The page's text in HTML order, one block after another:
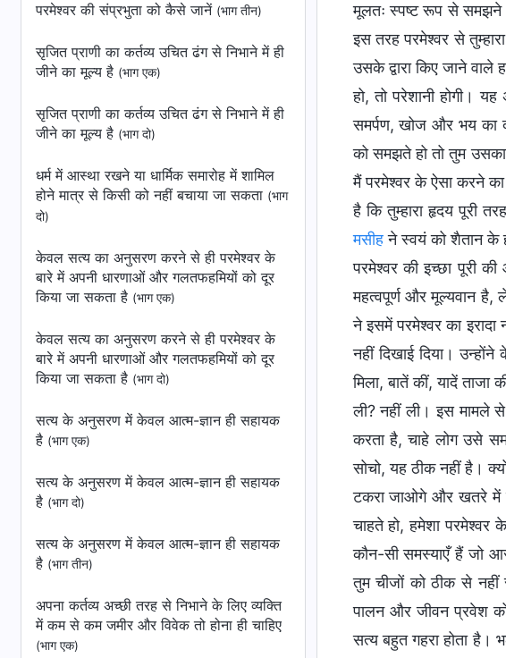
परमेश्वर की संप्रभुता को कैसे जानें (भाग तीन)
सृजित प्राणी का कर्तव्य उचित ढंग से निभाने में ही
जीने का मूल्य है (भाग एक)
सृजित प्राणी का कर्तव्य उचित ढंग से निभाने में ही
जीने का मूल्य है (भाग दो)
धर्म में आस्था रखने या धार्मिक समारोह में शामिल
होने मात्र से किसी को नहीं बचाया जा सकता (भाग
दो)
केवल सत्य का अनुसरण करने से ही परमेश्वर के
बारे में अपनी धारणाओं और गलतफहमियों को दूर
किया जा सकता है (भाग एक)
केवल सत्य का अनुसरण करने से ही परमेश्वर के
बारे में अपनी धारणाओं और गलतफहमियों को दूर
किया जा सकता है (भाग दो)
सत्य के अनुसरण में केवल आत्म-ज्ञान ही सहायक
है (भाग एक)
सत्य के अनुसरण में केवल आत्म-ज्ञान ही सहायक
है (भाग दो)
सत्य के अनुसरण में केवल आत्म-ज्ञान ही सहायक
है (भाग तीन)
अपना कर्तव्य अच्छी तरह से निभाने के लिए व्यक्ति
में कम से कम जमीर और विवेक तो होना ही चाहिए
(भाग एक)
मूलतः स्पष्ट रूप से समझने
इस तरह परमेश्वर से
उसके द्वारा किए जाने
हो, तो परेशानी होगी।
समर्पण, खोज और भय का
को समझते हो तो तुम
मैं परमेश्वर के ऐसा करने
है कि तुम्हारा हृदय पूरी
मसीहने स्वयं को शैतान के
परमेश्वर की इच्छा पूरी
महत्वपूर्ण और मूल्यवान है,
ने इसमें परमेश्वर का
नहीं दिखाई दिया।
मिला, बातें कीं, यादें ताजा
ली? नहीं ली। इस मामले
करता है, चाहे लोग उसे
सोचो, यह ठीक नहीं है।
टकरा जाओगे और खतरे में
चाहते हो, हमेशा
कौन-सी समस्याएँ हैं जो
तुम चीजों को ठीक से
पालन और जीवन प्रवेश
सत्य बहुत गहरा होता है।